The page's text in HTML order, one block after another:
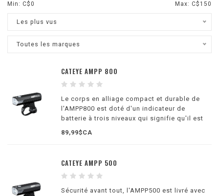
Min: C$0 Max: C$ 150
Les plus vus
Toutes les marques
CATEYE AMPP 800
Le corps en alliage compact et durable de
l'AMPP800 est doté d'un indicateur de
batterie à trois niveaux qui signifie qu'il est
toujours temps de rentrer chez soi.
89,99$CA
CATEYE AMPP 500
Sécurité avant tout, l'AMPP500 est livré avec